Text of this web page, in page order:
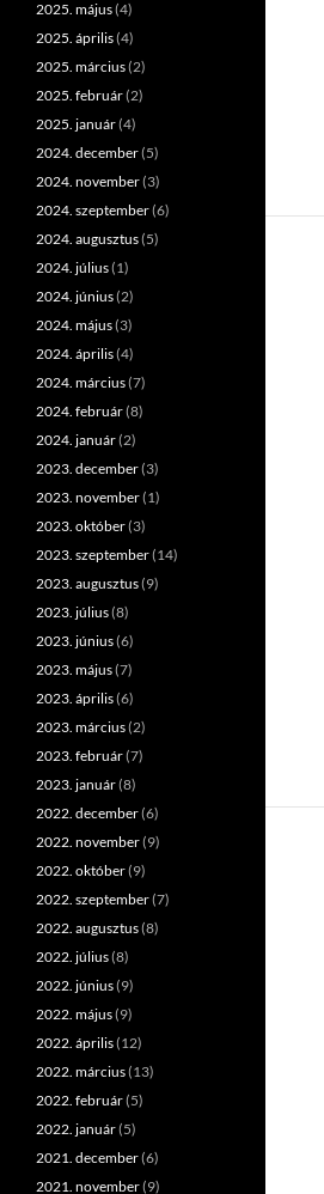
2025. május(4)
2025. április(4)
2025. március(2)
2025. február(2)
2025. január(4)
2024. december(5)
2024. november(3)
2024. szeptember(6)
2024. augusztus(5)
2024. július(1)
2024. június(2)
2024. május(3)
2024. április(4)
2024. március(7)
2024. február(8)
2024. január(2)
2023. december(3)
2023. november(1)
2023. október(3)
2023. szeptember(14)
2023. augusztus(9)
2023. július(8)
2023. június(6)
2023. május(7)
2023. április(6)
2023. március(2)
2023. február(7)
2023. január(8)
2022. december(6)
2022. november(9)
2022. október(9)
2022. szeptember(7)
2022. augusztus(8)
2022. július(8)
2022. június(9)
2022. május(9)
2022. április(12)
2022. március(13)
2022. február(5)
2022. január(5)
2021. december(6)
2021. november(9)